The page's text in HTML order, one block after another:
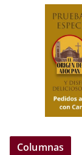
Columnas